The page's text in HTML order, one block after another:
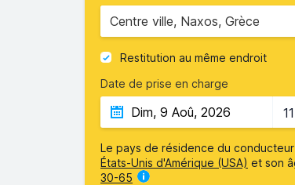
Centre ville, Naxos, Grèce
Restitution au même endroit
Date de prise en charge
Le pays de résidence du
États-Unis d'Amérique (USA) et son
30-65